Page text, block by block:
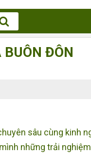
ĐÔN
sâu cùng kinh
những trải